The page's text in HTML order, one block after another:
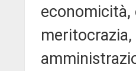
economicità,